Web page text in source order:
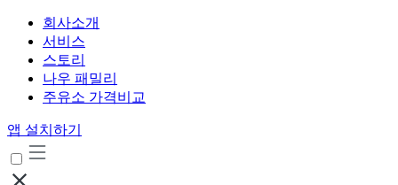
회사소개
서비스
스토리
나우 패밀리
주유소 가격비교
앱 설치하기